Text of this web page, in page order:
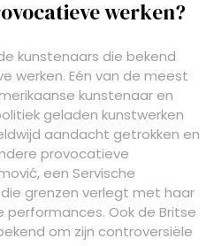
werken?
kunstenaars die bekend
werken. Eén van de meest
kunstenaar en
geladen kunstwerken
aandacht getrokken en
provocatieve
een Servische
grenzen verlegt met haar
Ook de Britse
om zijn controversiële